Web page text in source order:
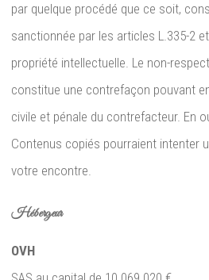
par quelque procédé que ce soit,
sanctionnée par les articles L.335-2
propriété intellectuelle. Le non-
constitue une contrefaçon pouvant
civile et pénale du contrefacteur. En
Contenus copiés pourraient intenter
votre encontre.
Hébergeur
OVH